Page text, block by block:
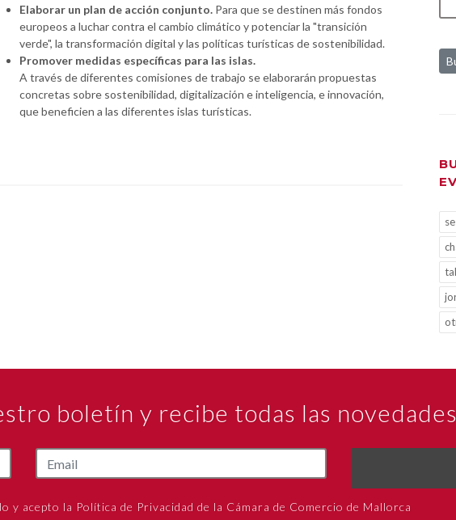
Elaborar un plan de acción conjunto. Para que se destinen más fondos
europeos a luchar contra el cambio climático y potenciar la "transición
verde", la transformación digital y las políticas turísticas de sostenibilidad.
Promover medidas específicas para las islas.
A través de diferentes comisiones de trabajo se elaborarán propuestas
concretas sobre sostenibilidad, digitalización e inteligencia, e innovación,
que beneficien a las diferentes islas turísticas.
boletín y recibe todas las
y acepto la Política de Privacidad de la Cámara de Comercio de Mallorca